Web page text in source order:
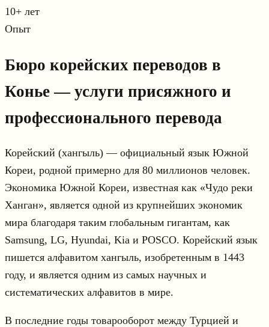
10+ лет
Опыт
Бюро корейских переводов в
Конье — услуги присяжного и
профессионального перевода
Корейский (хангыль) — официальный язык Южной
Кореи, родной примерно для 80 миллионов человек.
Экономика Южной Кореи, известная как «Чудо реки
Ханган», является одной из крупнейших экономик
мира благодаря таким глобальным гигантам, как
Samsung, LG, Hyundai, Kia и POSCO. Корейский язык
пишется алфавитом хангыль, изобретенным в 1443
году, и является одним из самых научных и
систематических алфавитов в мире.
В последние годы товарооборот между Турцией и